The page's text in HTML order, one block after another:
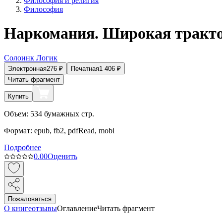
Философия
Наркомания. Широкая
Солоинк Логик
Электронная276 ₽ Печатная1 406 ₽
Читать фрагмент
Купить
Объем: 534 бумажных стр.
Формат: epub, fb2, pdfRead, mobi
Подробнее
0.00Оценить
Пожаловаться
О книгеотзывыОглавлениеЧитать фрагмент